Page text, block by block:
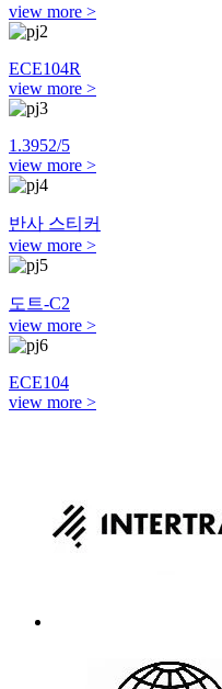
view more >
ECE104R
view more >
1.3952/5
view more >
반사 스티커
view more >
도트-C2
view more >
ECE104
view more >